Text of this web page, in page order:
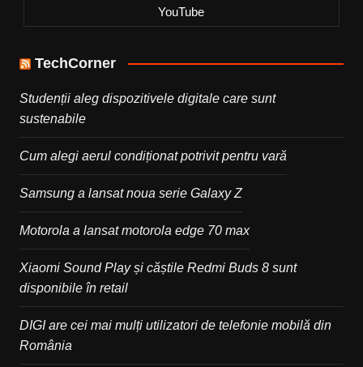
YouTube
TechCorner
Studenții aleg dispozitivele digitale care sunt
sustenabile
Cum alegi aerul condiționat potrivit pentru vară
Samsung a lansat noua serie Galaxy Z
Motorola a lansat motorola edge 70 max
Xiaomi Sound Play și căștile Redmi Buds 8 sunt
disponibile în retail
DIGI are cei mai mulți utilizatori de telefonie mobilă din
România